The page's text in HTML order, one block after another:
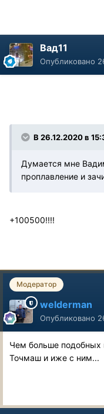
Вад11
Опубликовано
В 26.12.2020 в
Думается мне
проплавление и
+100500!!!!
Модератор
welderman
Опубликовано
Чем больше подобных
Точмаш и иже с ним...